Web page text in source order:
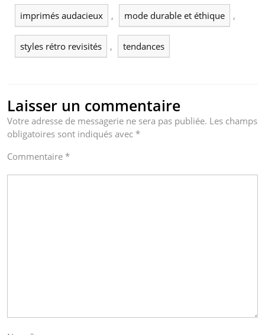
imprimés audacieux , mode durable et éthique ,
styles rétro revisités , tendances
Laisser un commentaire
Votre adresse de messagerie ne sera pas publiée. Les champs
obligatoires sont indiqués avec *
Commentaire *